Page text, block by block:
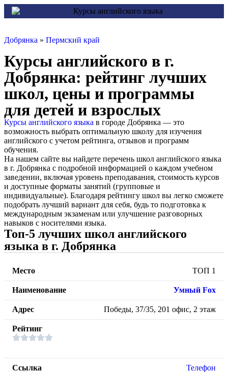
Добрянка » Пермский край
Курсы английского в г.
Добрянка: рейтинг лучших
школ, цены и программы
для детей и взрослых
Курсы английского языка в городе Добрянка — это
возможность выбрать оптимальную школу для изучения
английского с учетом рейтинга, отзывов и программ
обучения.
На нашем сайте вы найдете перечень школ английского языка
в г. Добрянка с подробной информацией о каждом учебном
заведении, включая уровень преподавания, стоимость курсов
и доступные форматы занятий (групповые и
индивидуальные). Благодаря рейтингу школ вы легко сможете
подобрать лучший вариант для себя, будь то подготовка к
международным экзаменам или улучшение разговорных
навыков с носителями языка.
Топ-5 лучших школ английского
языка в г. Добрянка
ТОП 1
Умный Fox
Победы, 37/35, 201 офис, 2 этаж
Телефон